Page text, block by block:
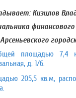
Кизилов
финансового
площадью 7,4
д. 1/6.
205,5 кв.м,